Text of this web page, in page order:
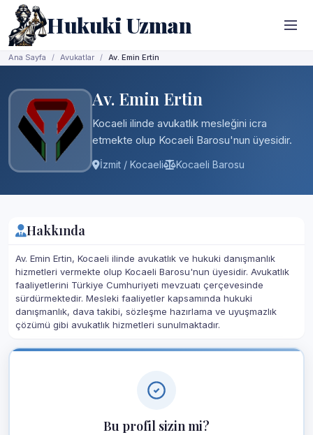
Hukuki Uzman
Ana Sayfa Avukatlar Av. Emin Ertin
Av. Emin Ertin
Kocaeli ilinde avukatlık mesleğini icra
etmekte olup Kocaeli Barosu'nun üyesidir.
İzmit / Kocaeli Kocaeli Barosu
Hakkında
Av. Emin Ertin, Kocaeli ilinde avukatlık ve hukuki danışmanlık
hizmetleri vermekte olup Kocaeli Barosu'nun üyesidir. Avukatlık
faaliyetlerini Türkiye Cumhuriyeti mevzuatı çerçevesinde
sürdürmektedir. Mesleki faaliyetler kapsamında hukuki
danışmanlık, dava takibi, sözleşme hazırlama ve uyuşmazlık
çözümü gibi avukatlık hizmetleri sunulmaktadır.
Bu profil sizin mi?